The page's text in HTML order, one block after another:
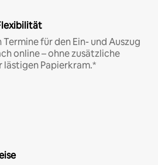
für den Ein- und Auszug
online – ohne zusätzliche
Papierkram.*